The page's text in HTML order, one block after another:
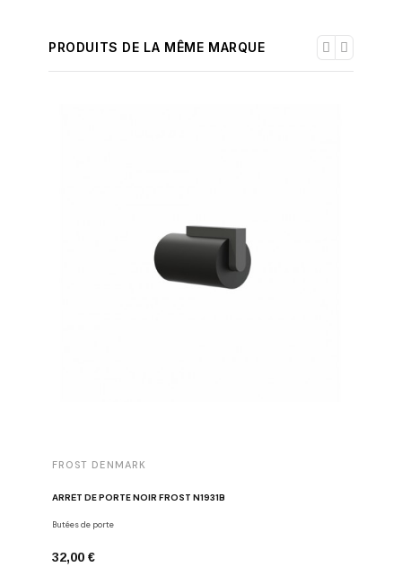
PRODUITS DE LA MÊME MARQUE
FROST DENMARK
ARRÊT DE PORTE NOIR FROST N1931B
Butées de porte
32,00 €